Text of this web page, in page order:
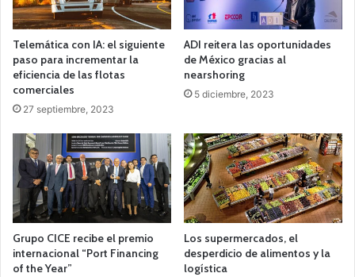
Telemática con IA: el siguiente
paso para incrementar la
eficiencia de las flotas
comerciales
27 septiembre, 2023
ADI reitera las oportunidades
de México gracias al
nearshoring
5 diciembre, 2023
Grupo CICE recibe el premio
internacional “Port Financing
of the Year”
Los supermercados, el
desperdicio de alimentos y la
logística